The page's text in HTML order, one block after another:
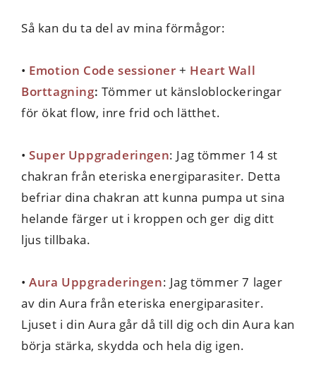
Så kan du ta del av mina förmågor:
• Emotion Code sessioner+ Heart Wall
Borttagning: Tömmer ut känsloblockeringar
för ökat flow, inre frid och lätthet.
•Super Uppgraderingen: Jag tömmer 14 st
chakran från eteriska energiparasiter. Detta
befriar dina chakran att kunna pumpa ut sina
helande färger ut i kroppen och ger dig ditt
ljus tillbaka.
•Aura Uppgraderingen: Jag tömmer 7 lager
av din Aura från eteriska energiparasiter.
Ljuset i din Aura går då till dig och din Aura kan
börja stärka, skydda och hela dig igen.